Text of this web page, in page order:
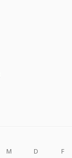
M D F